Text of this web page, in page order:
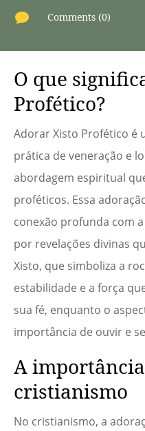
 Comments (0)
O que
Profético?
Adorar Xisto Profético é
prática de veneração e
abordagem espiritual
proféticos. Essa
conexão profunda com
por revelações divinas
Xisto, que simboliza a
estabilidade e a força
sua fé, enquanto o
importância de ouvir e
A
cristianismo
No cristianismo, a